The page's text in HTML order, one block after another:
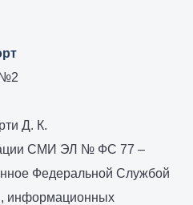
№2
Д. К.
СМИ ЭЛ № ФС 77 –
Федеральной Службой
информационных